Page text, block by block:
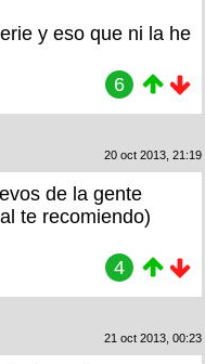
y eso que ni la he
6
20 oct 2013, 21:19
de la gente
te recomiendo)
4
21 oct 2013, 00:23